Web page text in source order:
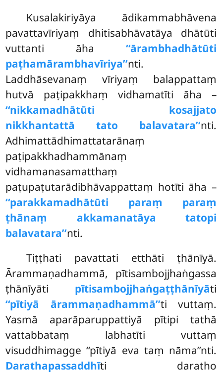
Kusalakiriyāya ādikammabhāvena
pavattavīriyaṃ dhitisabhāvatāya dhātūti
vuttanti āha ‘‘ārambhadhātūti
paṭhamārambhavīriya’’nti.
Laddhāsevanaṃ vīriyaṃ balappattaṃ
hutvā paṭipakkhaṃ vidhamatīti āha –
‘‘nikkamadhātūti kosajjato
nikkhantattā tato balavatara’’nti.
Adhimattādhimattatarānaṃ
paṭipakkhadhammānaṃ
vidhamanasamatthaṃ
paṭupaṭutarādibhāvappattaṃ hotīti āha –
‘‘parakkamadhātūti paraṃ paraṃ
ṭhānaṃ akkamanatāya tatopi
balavatara’’nti.
Tiṭṭhati pavattati etthāti ṭhānīyā.
Ārammaṇadhammā, pītisambojjhaṅgassa
ṭhānīyāti pītisambojjhaṅgaṭṭhānīyāti
‘‘pītiyā ārammaṇadhammā’’ti vuttaṃ.
Yasmā aparāparuppattiyā pītipi tathā
vattabbataṃ labhatīti vuttaṃ
visuddhimagge ‘‘pītiyā eva taṃ nāma’’nti.
Darathapassaddhīti daratho